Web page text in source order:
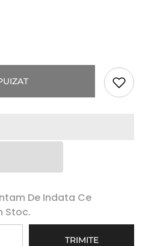
De Indata Ce
Stoc.
TRIMITE